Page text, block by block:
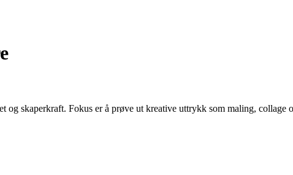
og skaperkraft. Fokus er å prøve ut kreative uttrykk som maling, collage